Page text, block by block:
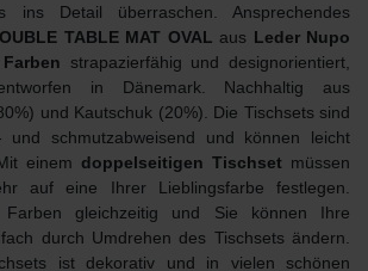
ins Detail überraschen. Ansprechendes
TABLE MAT OVAL aus Leder Nupo
strapazierfähig und designorientiert,
in Dänemark. Nachhaltig aus
und Kautschuk (20%). Die Tischsets sind
und schmutzabweisend und können leicht
einem doppelseitigen Tischset müssen
auf eine Ihrer Lieblingsfarbe festlegen.
gleichzeitig und Sie können Ihre
durch Umdrehen des Tischsets ändern.
ist dekorativ und in vielen schönen